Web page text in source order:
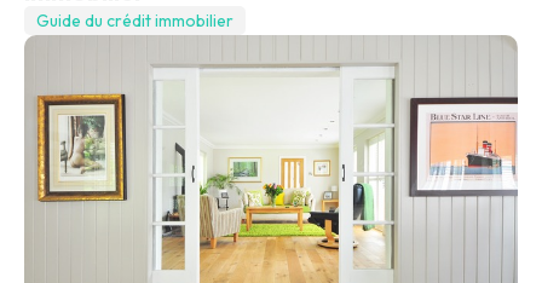
Guide du crédit immobilier